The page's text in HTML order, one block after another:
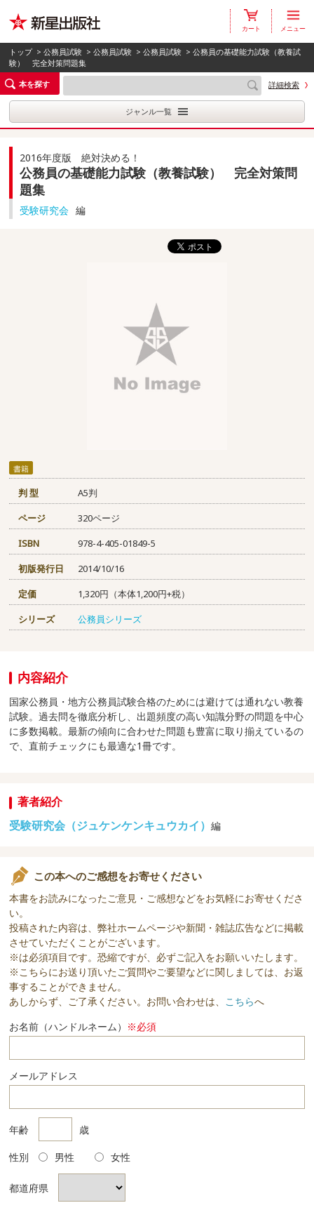
カート メニュー
トップ >公務員試験 >公務員試験 >公務員試験 > 公務員の基礎能力試験（教養試
験） 完全対策問題集
本を探す
詳細検索
ジャンル一覧
2016年度版 絶対決める！
公務員の基礎能力試験（教養試験） 完全対策問
題集
受験研究会 編
書籍
判 型
A5判
ページ
320ページ
ISBN
978-4-405-01849-5
初版発行日
2014/10/16
定価
1,320円（本体1,200円+税）
シリーズ
公務員シリーズ
内容紹介
国家公務員・地方公務員試験合格のためには避けては通れない教養
試験。過去問を徹底分析し、出題頻度の高い知識分野の問題を中心
に多数掲載。最新の傾向に合わせた問題も豊富に取り揃えているの
で、直前チェックにも最適な1冊です。
著者紹介
受験研究会（ジュケンケンキュウカイ）編
この本へのご感想をお寄せください
本書をお読みになったご意見・ご感想などをお気軽にお寄せくださ
い。
投稿された内容は、弊社ホームページや新聞・雑誌広告などに掲載
させていただくことがございます。
※は必須項目です。恐縮ですが、必ずご記入をお願いいたします。
※こちらにお送り頂いたご質問やご要望などに関しましては、お返
事することができません。
あしからず、ご了承ください。お問い合わせは、 こちらへ
お名前（ハンドルネーム） ※必須
メールアドレス
年齢 歳
性別 男性 女性
都道府県